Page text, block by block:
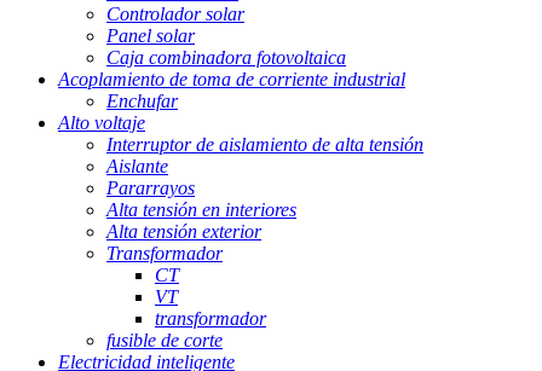
Controlador solar
Panel solar
Caja combinadora fotovoltaica
Acoplamiento de toma de corriente industrial
Enchufar
Alto voltaje
Interruptor de aislamiento de alta tensión
Aislante
Pararrayos
Alta tensión en interiores
Alta tensión exterior
Transformador
CT
VT
transformador
fusible de corte
Electricidad inteligente